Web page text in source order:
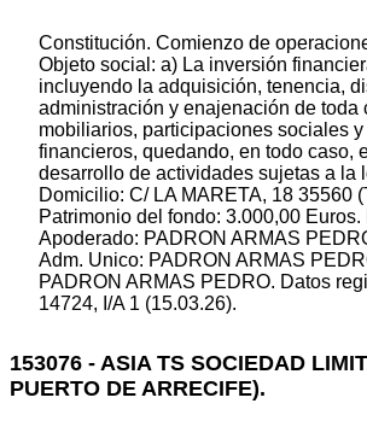
Constitución. Comienzo de
Objeto social: a) La inversión
incluyendo la adquisición, tenencia,
administración y enajenación de toda
mobiliarios, participaciones sociales
financieros, quedando, en todo caso,
desarrollo de actividades sujetas a la
Domicilio: C/ LA MARETA, 18 35560
Patrimonio del fondo: 3.000,00
Apoderado: PADRON ARMAS
Adm. Unico: PADRON ARMAS
PADRON ARMAS PEDRO. Datos
14724, I/A 1 (15.03.26).
153076 - ASIA TS SOCIEDAD
PUERTO DE ARRECIFE).